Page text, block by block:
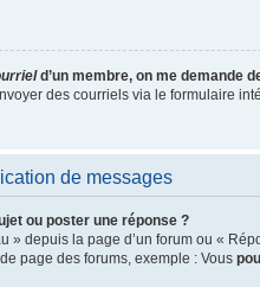
d’un membre, on me demande
des courriels via le formulaire
de messages
ou poster une réponse ?
» depuis la page d’un forum ou «
page des forums, exemple : Vous